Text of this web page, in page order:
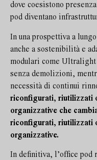
dove coesistono
pod diventano
In una prospettiva a
anche a sostenibilità e
modulari come
senza demolizioni,
necessità di continui
riconfigurati, riutilizzati
organizzative che
riconfigurati, riutilizzati
organizzative.
In definitiva, l’office pod